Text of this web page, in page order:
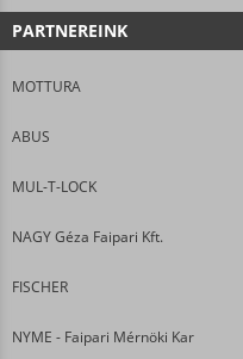
PARTNEREINK
MOTTURA
ABUS
MUL-T-LOCK
NAGY Géza Faipari Kft.
FISCHER
NYME - Faipari Mérnöki Kar